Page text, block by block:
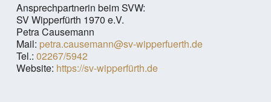
Ansprechpartnerin beim SVW:
SV Wipperfürth 1970 e.V.
Petra Causemann
Mail: petra.causemann@sv-wipperfuerth.de
Tel.: 02267/5942
Website: https://sv-wipperfürth.de